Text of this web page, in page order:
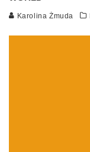
Karolina Żmuda